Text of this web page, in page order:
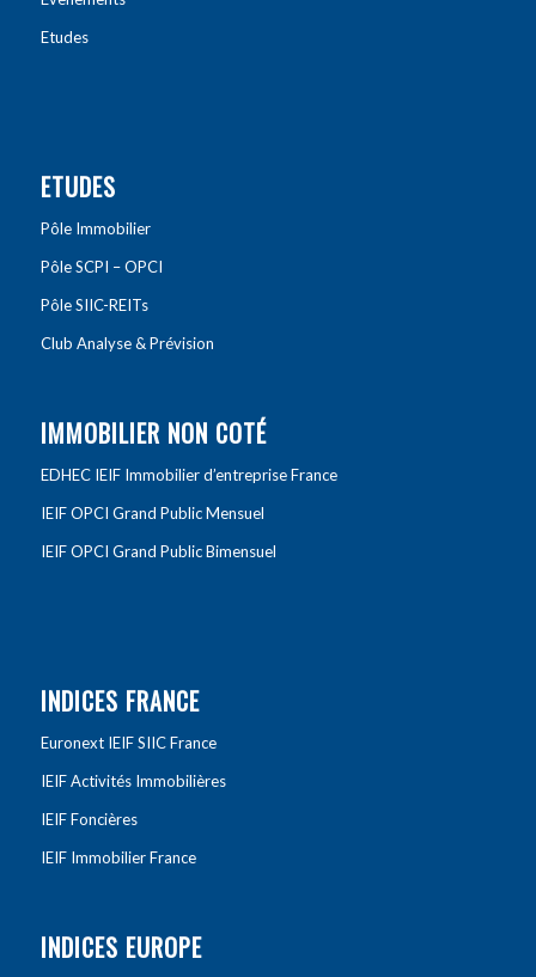
Etudes
ETUDES
Pôle Immobilier
Pôle SCPI – OPCI
Pôle SIIC-REITs
Club Analyse & Prévision
IMMOBILIER NON COTÉ
EDHEC IEIF Immobilier d’entreprise France
IEIF OPCI Grand Public Mensuel
IEIF OPCI Grand Public Bimensuel
INDICES FRANCE
Euronext IEIF SIIC France
IEIF Activités Immobilières
IEIF Foncières
IEIF Immobilier France
INDICES EUROPE